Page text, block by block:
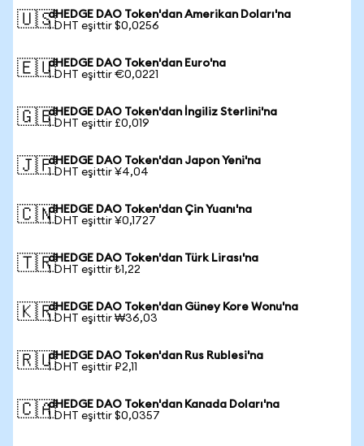
🇺🇸dHEDGE DAO Token'dan Amerikan Doları'na
1 DHT eşittir $0,0256
🇪🇺dHEDGE DAO Token'dan Euro'na
1 DHT eşittir €0,0221
🇬🇧dHEDGE DAO Token'dan İngiliz Sterlini'na
1 DHT eşittir £0,019
🇯🇵dHEDGE DAO Token'dan Japon Yeni'na
1 DHT eşittir ¥4,04
🇨🇳dHEDGE DAO Token'dan Çin Yuanı'na
1 DHT eşittir ¥0,1727
🇹🇷dHEDGE DAO Token'dan Türk Lirası'na
1 DHT eşittir ₺1,22
🇰🇷dHEDGE DAO Token'dan Güney Kore Wonu'na
1 DHT eşittir ₩36,03
🇷🇺dHEDGE DAO Token'dan Rus Rublesi'na
1 DHT eşittir ₽2,11
🇨🇦dHEDGE DAO Token'dan Kanada Doları'na
1 DHT eşittir $0,0357